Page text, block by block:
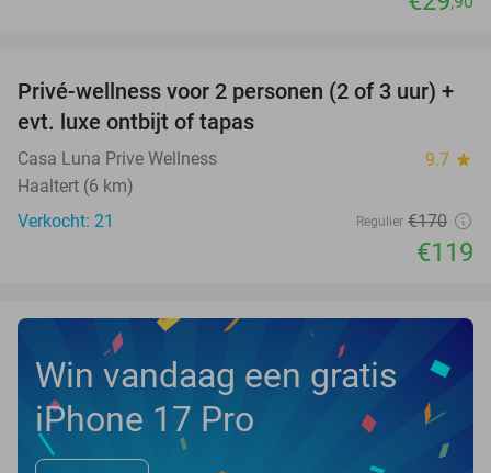
30%
Privé-wellness voor 2 personen (2 of 3 uur) +
evt. luxe ontbijt of tapas
Casa Luna Prive Wellness 9.7 star
Haaltert (6 km)
Verkocht: 21
Regulier €170
€119
Win vandaag een gratis
iPhone 17 Pro